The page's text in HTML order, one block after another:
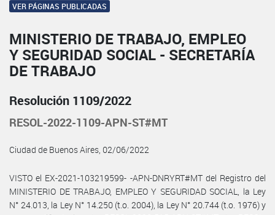
VER PÁGINAS PUBLICADAS
MINISTERIO DE TRABAJO, EMPLEO
Y SEGURIDAD SOCIAL - SECRETARÍA
DE TRABAJO
Resolución 1109/2022
RESOL-2022-1109-APN-ST#MT
Ciudad de Buenos Aires, 02/06/2022
VISTO el EX-2021-103219599- -APN-DNRYRT#MT del Registro del
MINISTERIO DE TRABAJO, EMPLEO Y SEGURIDAD SOCIAL, la Ley
N° 24.013, la Ley N° 14.250 (t.o. 2004), la Ley N° 20.744 (t.o. 1976) y